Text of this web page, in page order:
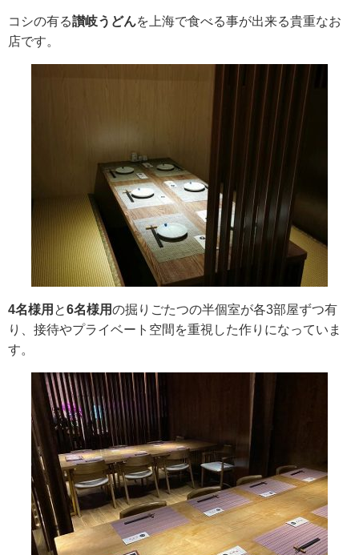
コシの有る讃岐うどんを上海で食べる事が出来る貴重なお
店です。
4名様用 と6名様用の掘りごたつの半個室が各3部屋ずつ有
り、接待やプライベート空間を重視した作りになっていま
す。